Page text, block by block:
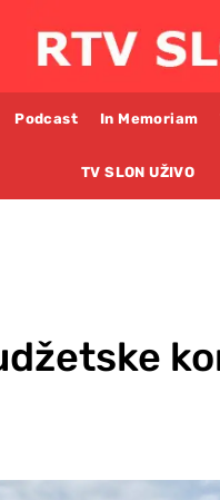
Podcast In Memoriam
TV SLON UŽIVO